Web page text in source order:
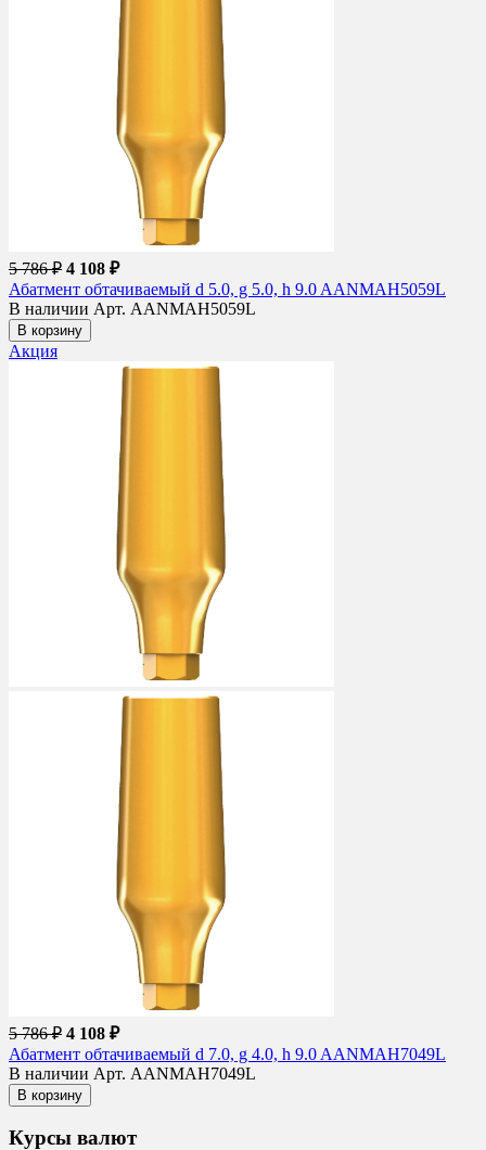
5 786 ₽ 4 108 ₽
Абатмент обтачиваемый d 5.0, g 5.0, h 9.0 AANMAH5059L
В наличии Арт. AANMAH5059L
В корзину
Акция
5 786 ₽ 4 108 ₽
Абатмент обтачиваемый d 7.0, g 4.0, h 9.0 AANMAH7049L
В наличии Арт. AANMAH7049L
В корзину
Курсы валют